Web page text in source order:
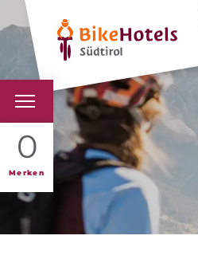
0
Merken
HOTELS &
TOUREN